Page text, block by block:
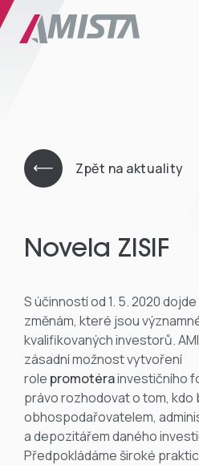
Zpět na aktuality
Novela ZISIF
S účinností od 1. 5. 2020 dojde
změnám, které jsou
kvalifikovaných investorů.
zásadní možnost vytvoření
role promotérainvestičního
právo rozhodovat o tom, kdo
obhospodařovatelem,
a depozitářem daného
Předpokládáme široké